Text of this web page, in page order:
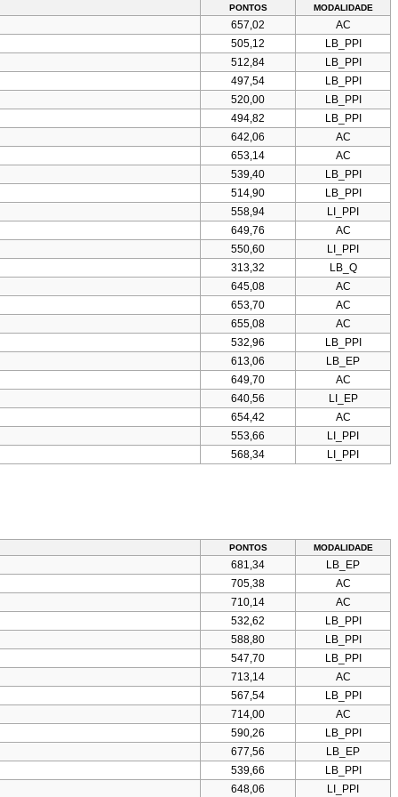
PONTOS MODALIDADE
657,02
AC
505,12
LB_PPI
512,84
LB_PPI
497,54
LB_PPI
520,00
LB_PPI
494,82
LB_PPI
642,06
AC
653,14
AC
539,40
LB_PPI
514,90
LB_PPI
558,94
LI_PPI
649,76
AC
550,60
LI_PPI
313,32
LB_Q
645,08
AC
653,70
AC
655,08
AC
532,96
LB_PPI
613,06
LB_EP
649,70
AC
640,56
LI_EP
654,42
AC
553,66
LI_PPI
568,34
LI_PPI
PONTOS MODALIDADE
681,34
LB_EP
705,38
AC
710,14
AC
532,62
LB_PPI
588,80
LB_PPI
547,70
LB_PPI
713,14
AC
567,54
LB_PPI
714,00
AC
590,26
LB_PPI
677,56
LB_EP
539,66
LB_PPI
648,06
LI_PPI